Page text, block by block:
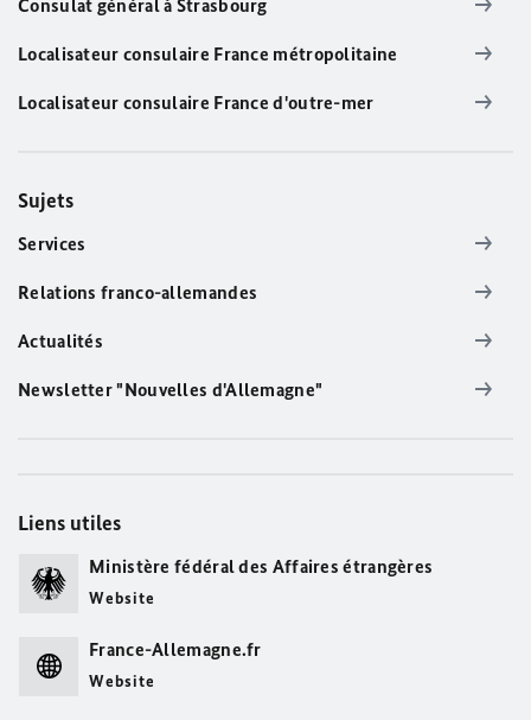
Consulat général à Strasbourg
Localisateur consulaire France métropolitaine
Localisateur consulaire France d'outre-mer
Sujets
Services
Relations franco-allemandes
Actualités
Newsletter "Nouvelles d'Allemagne"
Liens utiles
Ministère fédéral des Affaires étrangères
Website
France-Allemagne.fr
Website